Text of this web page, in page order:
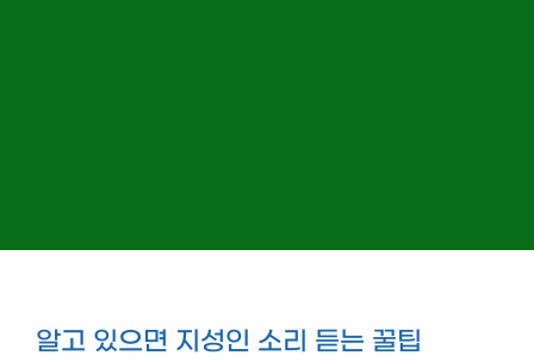
알고 있으면 지성인 소리 듣는 꿀팁